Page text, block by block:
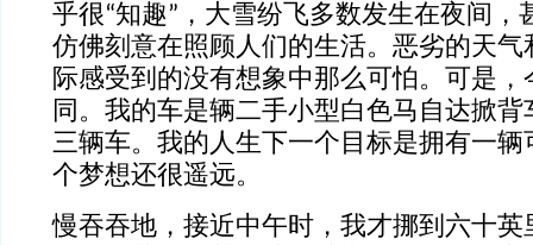
乎很“知趣”，大雪纷飞多数发生在夜间，
仿佛刻意在照顾人们的生活。恶劣的天气
际感受到的没有想象中那么可怕。可是
同。我的车是辆二手小型白色马自达掀
三辆车。我的人生下一个目标是拥有一辆
个梦想还很遥远。
慢吞吞地，接近中午时，我才挪到六十英